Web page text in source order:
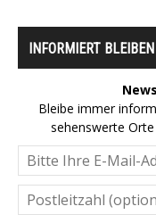
INFORMIERT BLEIBEN
Bleibe immer
sehenswerte